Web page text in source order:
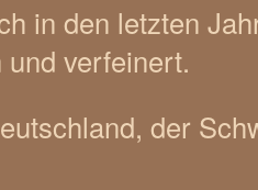
in den letzten
verfeinert.
der